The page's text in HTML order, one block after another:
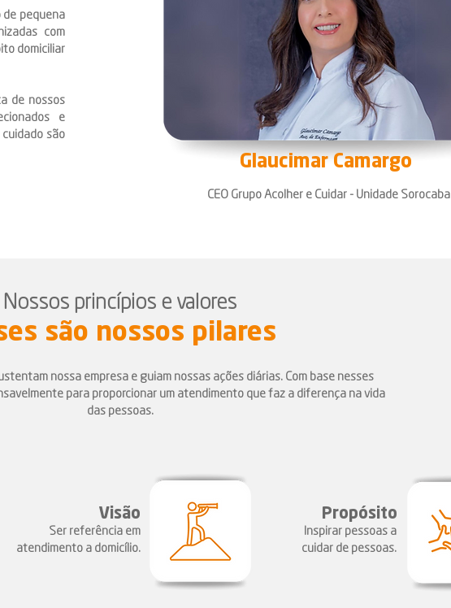
de pequena
com
domiciliar
de nossos
e
são
Glaucimar Camargo
CEO Grupo Acolher e Cuidar - Unidade Sorocaba
Nossos princípios e valores
são nossos pilares
nossa empresa e guiam nossas ações diárias. Com base nesses
para proporcionar um atendimento que faz a diferença na vida
das pessoas.
Visão
Ser referência em
atendimento a domicílio.
Propósito
Inspirar pessoas a
cuidar de pessoas.